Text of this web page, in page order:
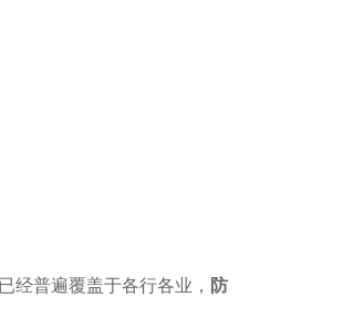
经普遍覆盖于各行各业， 防